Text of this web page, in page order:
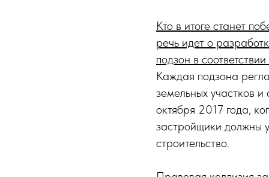
Кто в итоге станет
речь идет о
подзон в
Каждая подзона
земельных участков
октября 2017 года,
застройщики должны
строительство.